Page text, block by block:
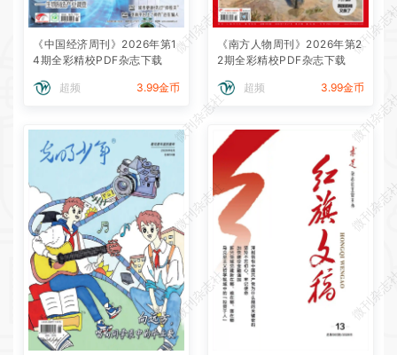
《中国经济周刊》2026年第1
4期全彩精校PDF杂志下载
超频 3.99金币
《南方人物周刊》2026年第2
2期全彩精校PDF杂志下载
超频 3.99金币
微刊杂志社
微刊杂
微刊杂志社
微刊杂
微刊杂志社
微刊杂
微刊杂志社
微刊杂